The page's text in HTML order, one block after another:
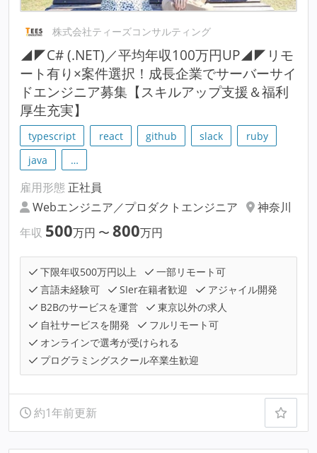
株式会社ティーズコンサルティング
◢◤C# (.NET)／平均年収100万円UP◢◤リモ
ート有り×案件選択！成長企業でサーバーサイ
ドエンジニア募集【スキルアップ支援＆福利
厚生充実】
typescript react github slack
ruby
java
…
雇用形態 正社員
Webエンジニア／プロダクトエンジニア
神奈川
年収 500万円 〜 800万円
下限年収500万円以上
一部リモート可
言語未経験可
SIer在籍者歓迎
アジャイル開発
B2Bのサービスを運営
東京以外の求人
自社サービスを開発
フルリモート可
オンラインで選考が受けられる
プログラミングスクール卒業生歓迎
約1年前更新